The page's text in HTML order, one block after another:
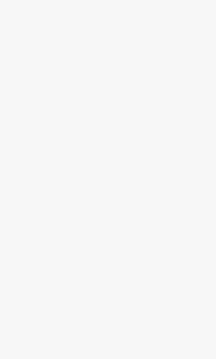
Mengucapkan Selamat Tahun